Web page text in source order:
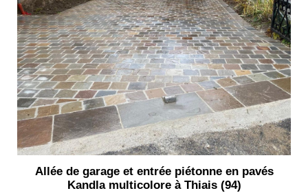
Allée de garage et entrée piétonne en pavés
Kandla multicolore à Thiais (94)